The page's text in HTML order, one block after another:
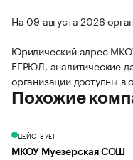
На 09 августа 2026
Юридический адрес
ЕГРЮЛ, аналитические
организации доступны в
Похожие
ДЕЙСТВУЕТ
МКОУ Муезерская СОШ